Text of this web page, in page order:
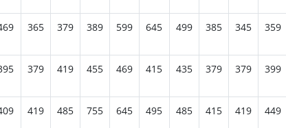
365 379 389 599 645 499 385 345 359
379 419 455 469 415 435 379 379 399
419 485 755 645 495 485 415 419 449